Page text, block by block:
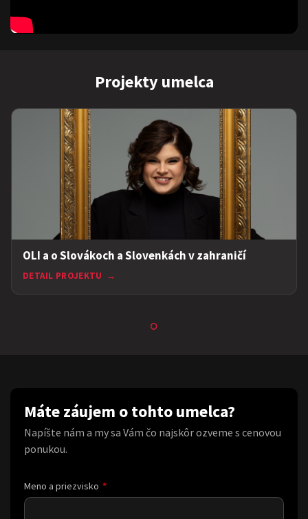
Projekty umelca
OLI a o Slovákoch a Slovenkách v zahraničí
DETAIL PROJEKTU →
Máte záujem o tohto umelca?
Napíšte nám a my sa Vám čo najskôr ozveme s cenovou
ponukou.
Meno a priezvisko